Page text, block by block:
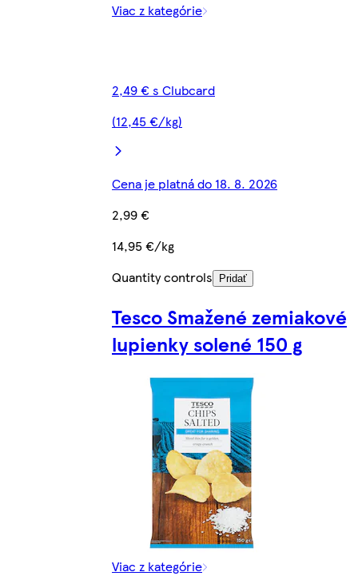
Viac z kategórie
2,49 € s Clubcard
(12,45 €/kg)
Cena je platná do 18. 8. 2026
2,99 €
14,95 €/kg
Quantity controls
Pridať
Tesco Smažené zemiakové
lupienky solené 150 g
Viac z kategórie